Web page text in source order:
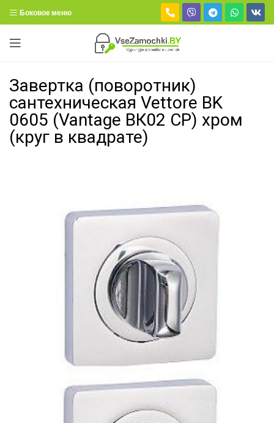
Боковое меню
Завертка (поворотник)
сантехническая Vettore BK
0605 (Vantage ВК02 СР) хром
(круг в квадрате)